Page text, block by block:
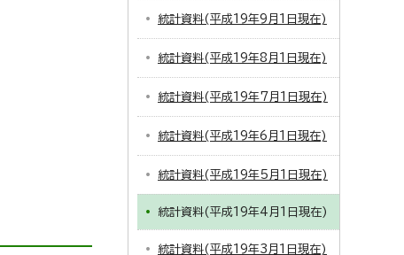
統計資料(平成19年9月1日現在)
統計資料(平成19年8月1日現在)
統計資料(平成19年7月1日現在)
統計資料(平成19年6月1日現在)
統計資料(平成19年5月1日現在)
統計資料(平成19年4月1日現在)
統計資料(平成19年3月1日現在)